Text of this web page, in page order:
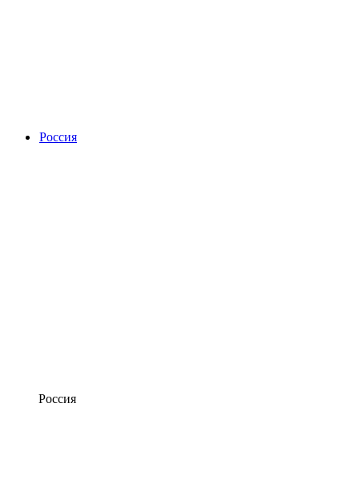
Россия
Россия